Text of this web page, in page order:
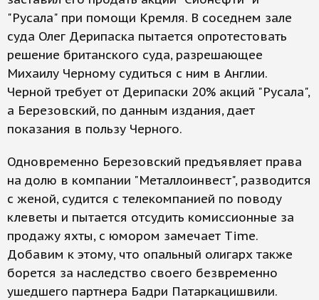
"Русала" при помощи Кремля. В соседнем зале
суда Олег Дерипаска пытается опротестовать
решение британского суда, разрешающее
Михаилу Черному судиться с ним в Англии.
Черной требует от Дерипаски 20% акций "Русала",
а Березовский, по данным издания, дает
показания в пользу Черного.
Одновременно Березовский предъявляет права
на долю в компании "Металлоинвест", разводится
с женой, судится с телекомпанией по поводу
клеветы и пытается отсудить комиссионные за
продажу яхты, с юмором замечает Time.
Добавим к этому, что опальный олигарх также
борется за наследство своего безвременно
ушедшего партнера Бадри Патаркацишвили.